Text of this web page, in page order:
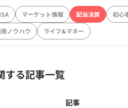
マーケット情報 配当決算
初心
ノウハウ ライフ&マネー
する記事一覧
記事